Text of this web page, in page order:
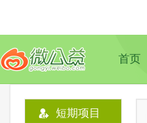
首页
短期项目